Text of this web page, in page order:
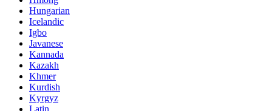
Hungarian
Icelandic
Igbo
Javanese
Kannada
Kazakh
Khmer
Kurdish
Kyrgyz
Latin